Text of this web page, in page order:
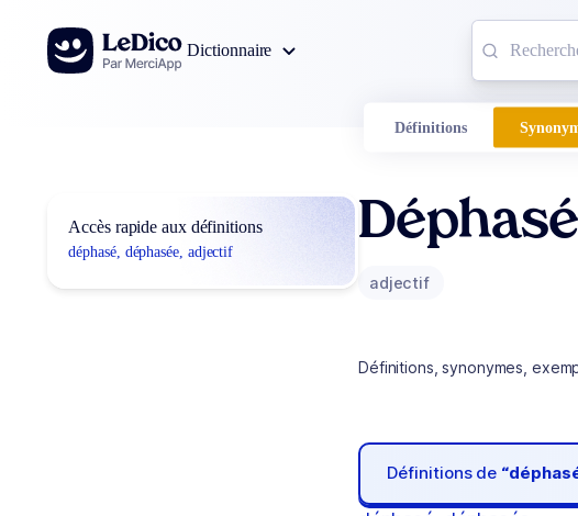
Aller au contenu
Dictionnaire
Définitions
Accès rapide aux définitions
déphasé, déphasée, adjectif
adjectif
Définitions, synonymes,
Définitions de